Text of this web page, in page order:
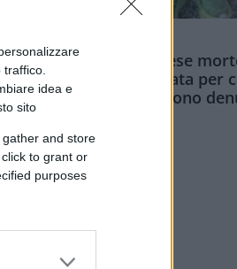
idea e
sito
and store
to grant or
purposes
Siamo un Paese
vendono limonata per
vengono